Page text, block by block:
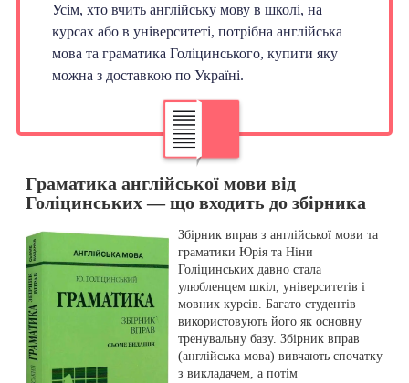
Усім, хто вчить англійську мову в школі, на
курсах або в університеті, потрібна англійська
мова та граматика Голіцинського, купити яку
можна з доставкою по Україні.
Граматика англійської мови від
Голіцинських — що входить до збірника
Збірник вправ з англійської мови та
граматики Юрія та Ніни
Голіцинських давно стала
улюбленцем шкіл, університетів і
мовних курсів. Багато студентів
використовують його як основну
тренувальну базу. Збірник вправ
(англійська мова) вивчають спочатку
з викладачем, а потім